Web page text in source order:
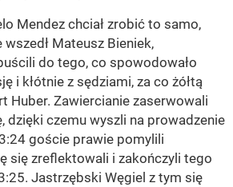
Mendez chciał zrobić to samo,
Mateusz Bieniek,
do tego, co spowodowało
i kłótnie z sędziami, za co żółtą
Huber. Zawiercianie zaserwowali
dzięki czemu wyszli na prowadzenie
goście prawie pomylili
się zreflektowali i zakończyli tego
Jastrzębski Węgiel z tym się